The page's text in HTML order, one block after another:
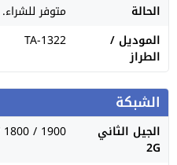
الحالة
متوفر للشراء.
الموديل /
الطراز
TA-1322
الشبكة
الجيل الثاني
2G
/ 1900